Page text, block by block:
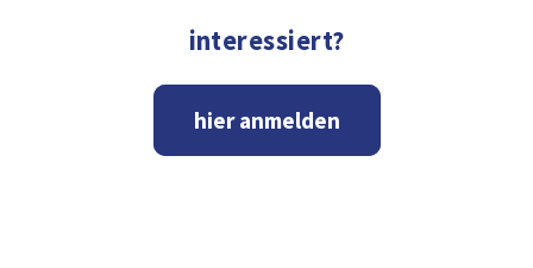
interessiert?
hier anmelden